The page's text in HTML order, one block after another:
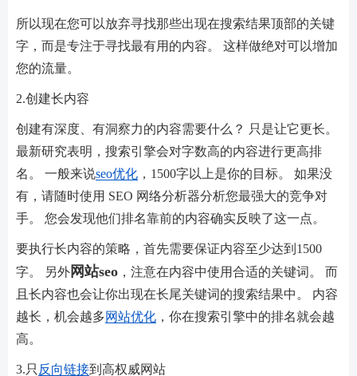
所以现在您可以放弃寻找那些出现在搜索结果顶部的关键
字，而是专注于寻找最有用的内容。 这样做绝对可以增加
您的流量。
2.创建长内容
创建有深度、有洞察力的内容需要什么？ 只是让它更长。
最新研究表明，搜索引擎会对字数高的内容进行更高排
名。 一般来说seo优化 ，1500字以上是你的目标。 如果没
有，请随时使用 SEO 网络分析器分析您最强大的竞争对
手。 您会发现他们排名靠前的内容确实反映了这一点。
要执行长内容的策略，首先需要保证内容至少达到1500
字。 另外网站seo ，注意在内容中使用合适的关键词。 而
且长内容也会让你出现在长尾关键词的搜索结果中。 内容
越长，机会越多网站优化 ，你在搜索引擎中的排名就会越
高。
3.只 反向链接到高权威网站